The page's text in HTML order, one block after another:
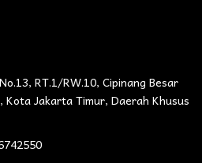
RT.1/RW.10, Cipinang Besar
Kota Jakarta Timur, Daerah Khusus